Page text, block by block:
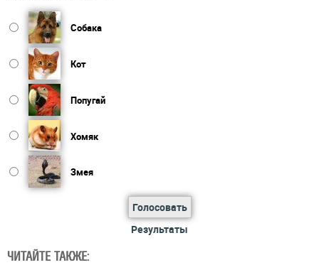
Собака
Кот
Попугай
Хомяк
Змея
Голосовать
Результаты
ЧИТАЙТЕ ТАКЖЕ: